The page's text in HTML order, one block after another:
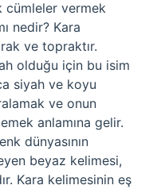
cümleler vermek
nedir? Kara
ve topraktır.
olduğu için bu isim
siyah ve koyu
ve onun
anlamına gelir.
dünyasının
beyaz kelimesi,
Kara kelimesinin eş